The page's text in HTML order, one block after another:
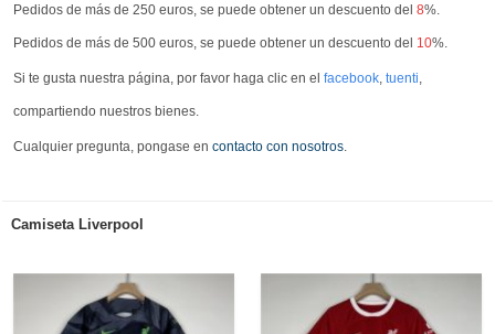
Pedidos de más de 250 euros, se puede obtener un descuento del 8%.
Pedidos de más de 500 euros, se puede obtener un descuento del 10%.
Si te gusta nuestra página, por favor haga clic en el facebook, tuenti,
compartiendo nuestros bienes.
Cualquier pregunta, pongase en contacto con nosotros.
Camiseta Liverpool